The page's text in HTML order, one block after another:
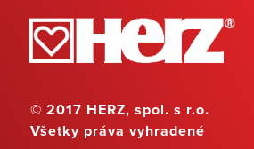
© 2017 HERZ, spol. s r.o.
Všetky práva vyhradené